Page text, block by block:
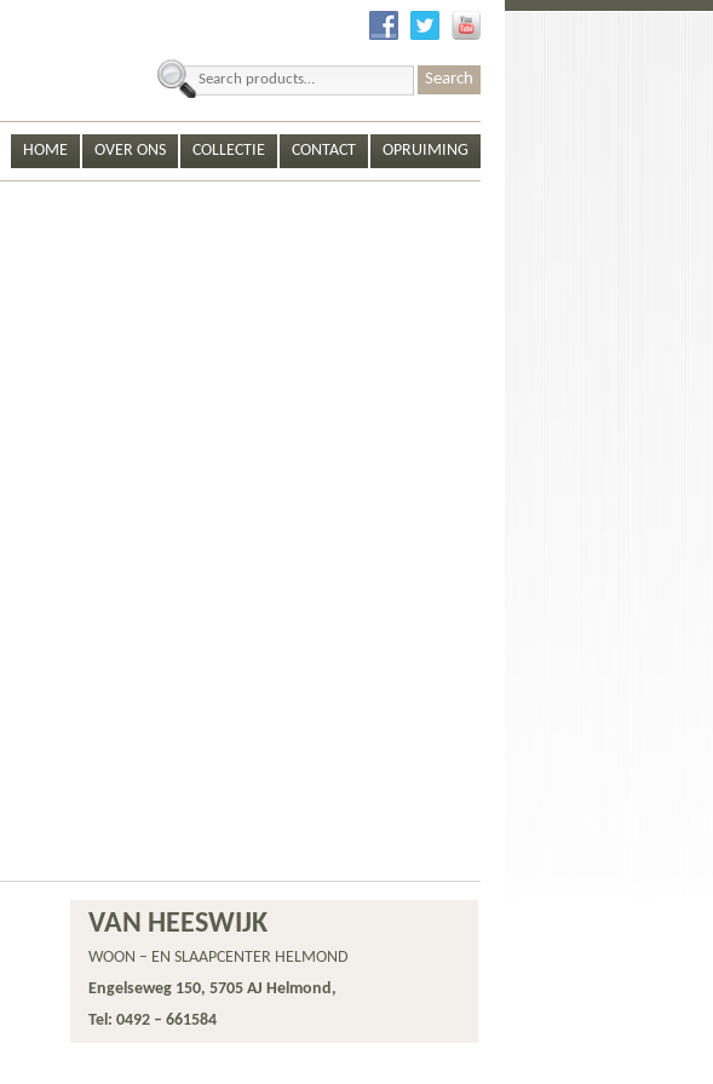
Search
HOME OVER ONS COLLECTIE CONTACT OPRUIMING
VAN HEESWIJK
WOON – EN SLAAPCENTER HELMOND
Engelseweg 150, 5705 AJ Helmond,
Tel: 0492 – 661584